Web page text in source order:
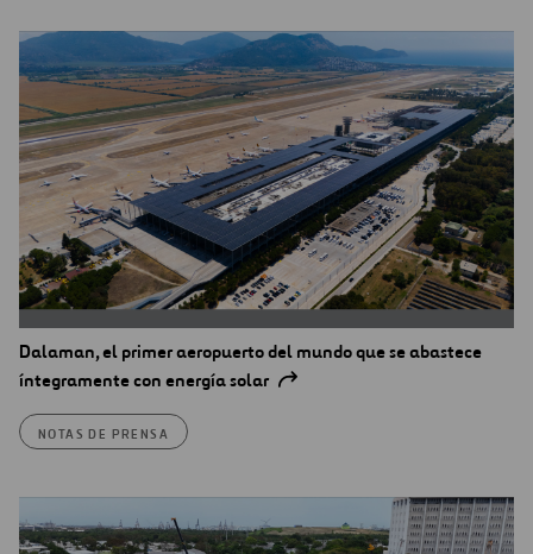
Dalaman, el primer aeropuerto del mundo que se abastece
íntegramente con energía solar
NOTAS DE PRENSA